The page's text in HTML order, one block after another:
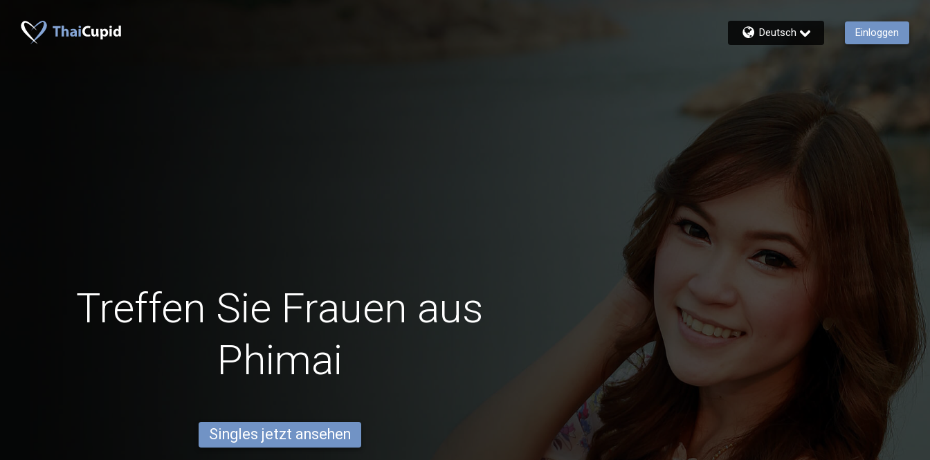
Deutsch Einloggen
Treffen Sie Frauen aus
Phimai
Singles jetzt ansehen